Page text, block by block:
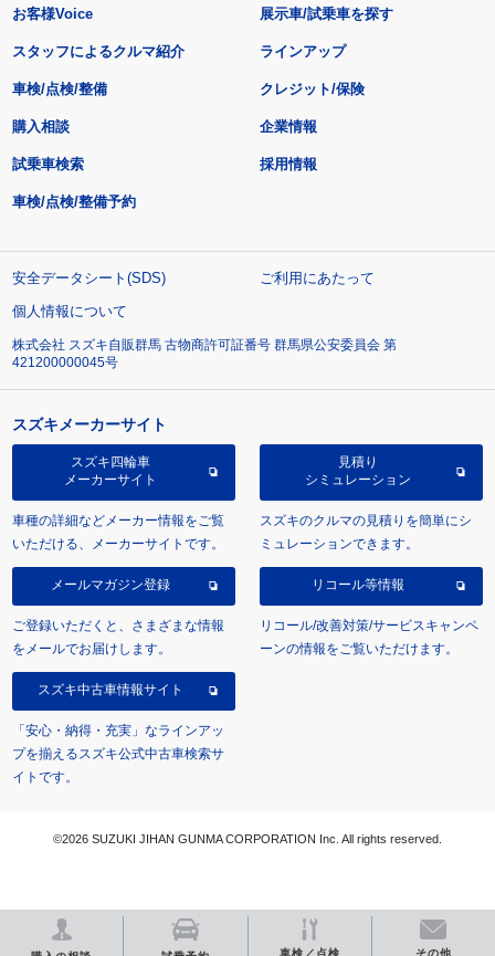
車検／点検 その他
お客様Voice
スタッフによるクルマ紹介
展示車/試乗車を探す
ラインアップ
車検/点検/整備 クレジット/保険
購入相談
試乗車検索
車検/点検/整備予約
企業情報
採用情報
安全データシート(SDS)
ご利用にあたって
個人情報について
株式会社 スズキ自販群馬 古物商許可証番号 群馬県公安委員会 第
421200000045号
スズキメーカーサイト
スズキ四輪車
メーカーサイト
車種の詳細などメーカー情報をご覧
いただける、メーカーサイトです。
見積り
シミュレーション
スズキのクルマの見積りを簡単にシ
ミュレーションできます。
メールマガジン登録
ご登録いただくと、さまざまな情報
をメールでお届けします。
リコール等情報
リコール/改善対策/サービスキャンペ
ーンの情報をご覧いただけます。
スズキ中古車情報サイト
「安心・納得・充実」なラインアッ
プを揃えるスズキ公式中古車検索サ
イトです。
©2026 SUZUKI JIHAN GUNMA CORPORATION Inc. All rights reserved.